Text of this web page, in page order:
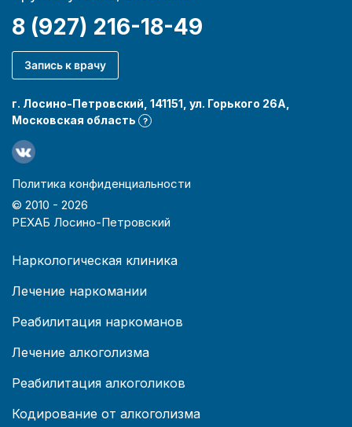
8 (927) 216-18-49
Запись к врачу
г. Лосино-Петровский, 141151, ул. Горького 26А,
Московская область
?
Политика конфиденциальности
© 2010 - 2026
РЕХАБ Лосино-Петровский
Наркологическая клиника
Лечение наркомании
Реабилитация наркоманов
Лечение алкоголизма
Реабилитация алкоголиков
Кодирование от алкоголизма